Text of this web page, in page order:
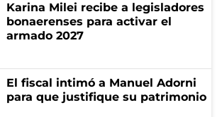
Karina Milei recibe a legisladores
bonaerenses para activar el
armado 2027
El fiscal intimó a Manuel Adorni
para que justifique su patrimonio